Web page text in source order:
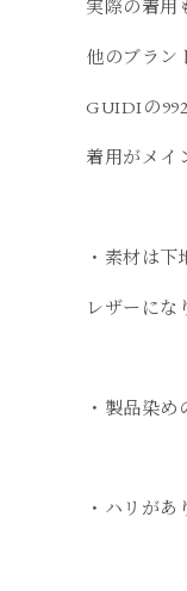
実際の着用
他のブラン
GUIDIの
着用がメイ
・素材は
レザーにな
・製品染
・ハリが